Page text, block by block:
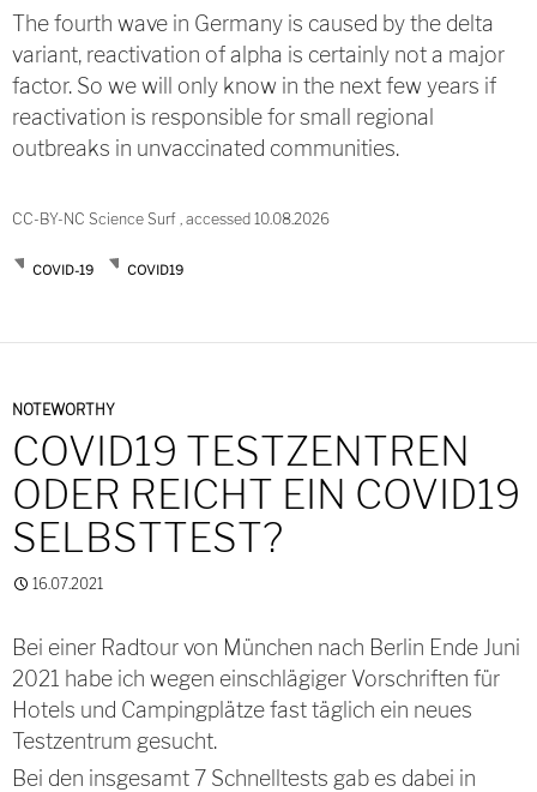
The fourth wave in Germany is caused by the delta
variant, reactivation of alpha is certainly not a major
factor. So we will only know in the next few years if
reactivation is responsible for small regional
outbreaks in unvaccinated communities.
CC-BY-NC Science Surf , accessed 10.08.2026
COVID-19 COVID19
NOTEWORTHY
COVID19 TESTZENTREN
ODER REICHT EIN COVID19
SELBSTTEST?
16.07.2021
Bei einer Radtour von München nach Berlin Ende Juni
2021 habe ich wegen einschlägiger Vorschriften für
Hotels und Campingplätze fast täglich ein neues
Testzentrum gesucht.
Bei den insgesamt 7 Schnelltests gab es dabei in